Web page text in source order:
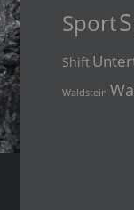
Sport
Shift
Waldstein